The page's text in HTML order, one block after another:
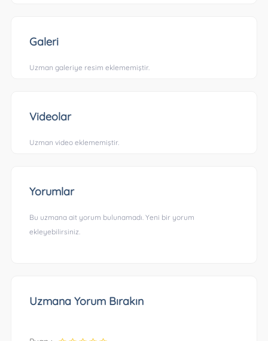
Galeri
Uzman galeriye resim eklememiştir.
Videolar
Uzman video eklememiştir.
Yorumlar
Bu uzmana ait yorum bulunamadı. Yeni bir yorum
ekleyebilirsiniz.
Uzmana Yorum Bırakın